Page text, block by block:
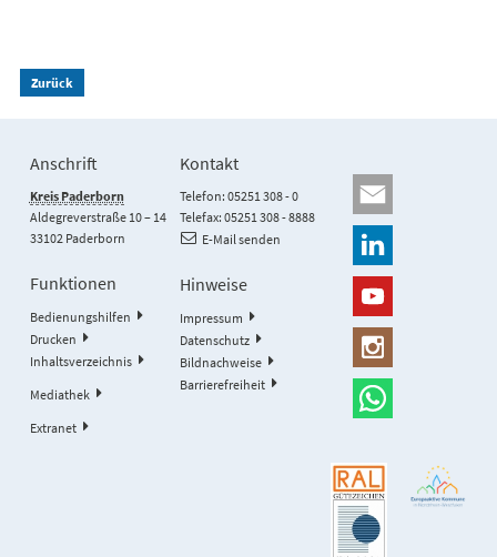
Zurück
Anschrift
Kreis Paderborn
Aldegreverstraße 10 – 14
33102 Paderborn
Kontakt
Telefon: 05251 308 - 0
Telefax: 05251 308 - 8888
E-Mail senden
Funktionen
Bedienungshilfen
Drucken
Inhaltsverzeichnis
Mediathek
Extranet
Hinweise
Impressum
Datenschutz
Bildnachweise
Barrierefreiheit